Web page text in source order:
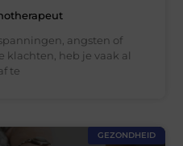
angsten of
heb je vaak al
te
GEZONDHEID